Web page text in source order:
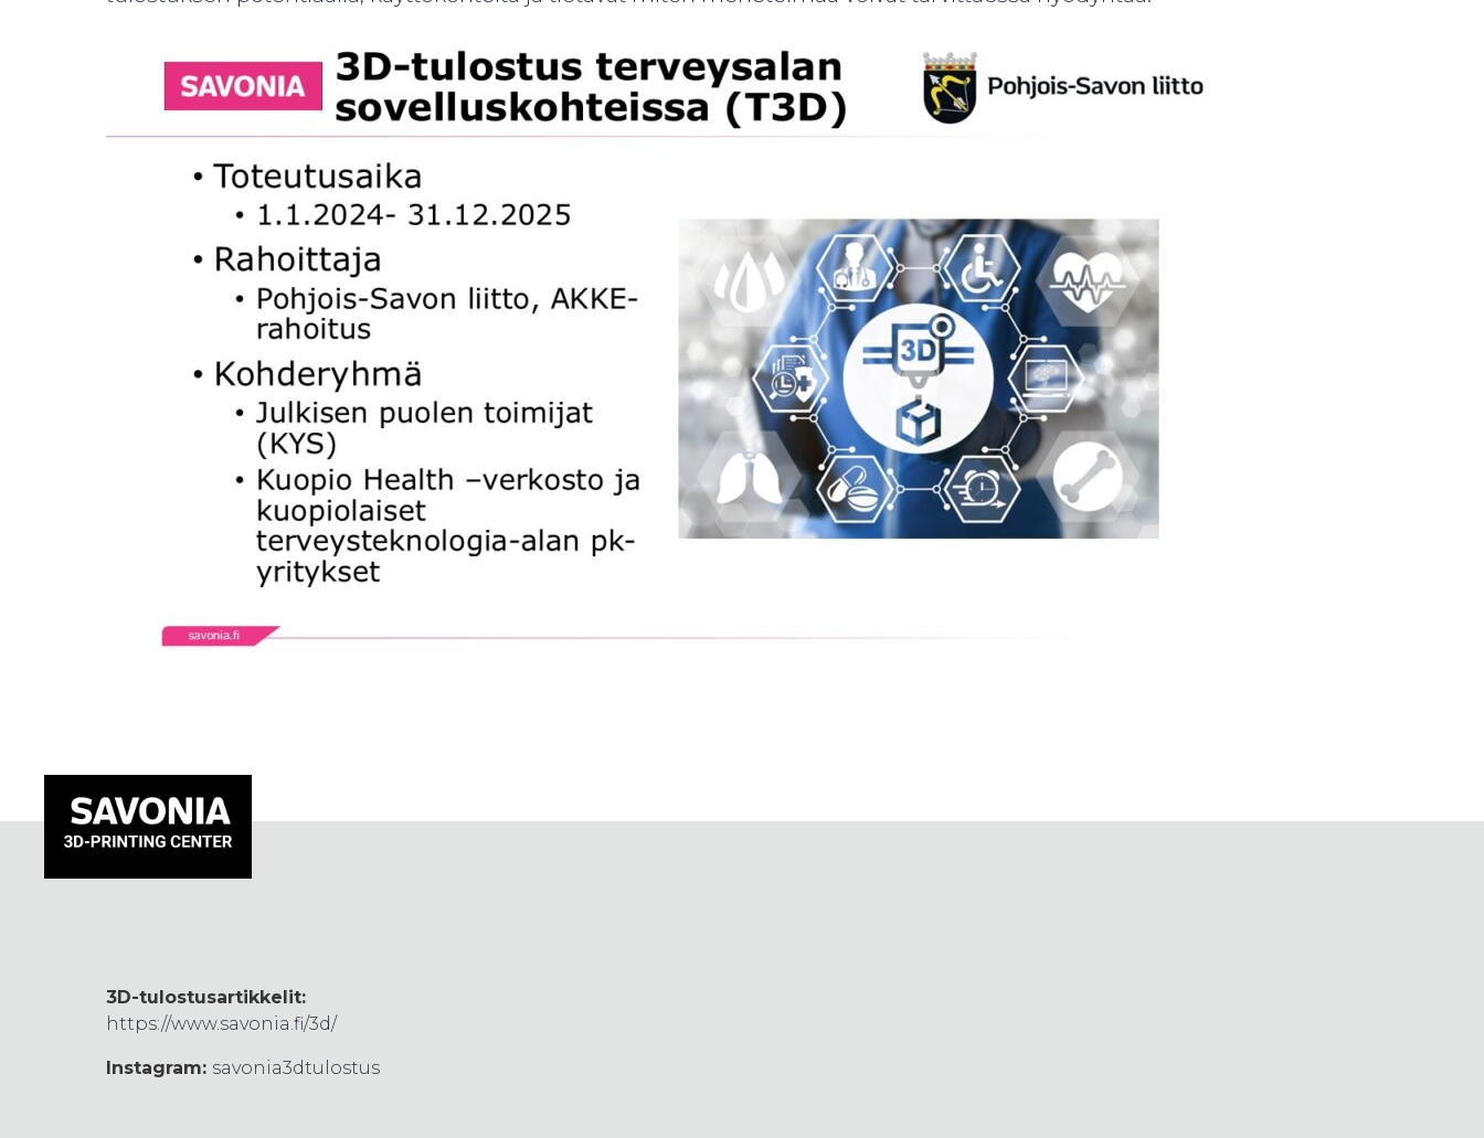
3D-tulostusartikkelit:
https://www.savonia.fi/3d/
Instagram: savonia3dtulostus